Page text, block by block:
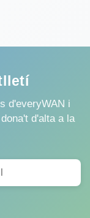
d'everyWAN i
d'alta a la